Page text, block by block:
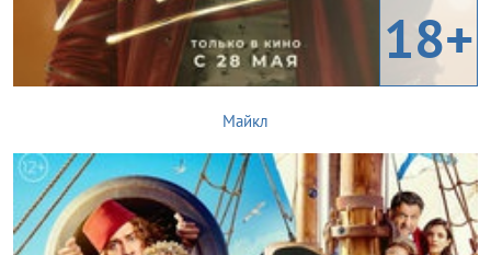
18+
Майкл